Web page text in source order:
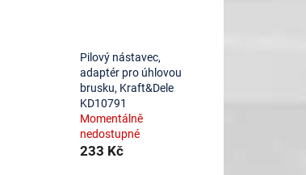
Pilový nástavec,
adaptér pro úhlovou
brusku, Kraft&Dele
KD10791
Momentálně
nedostupné
233 Kč